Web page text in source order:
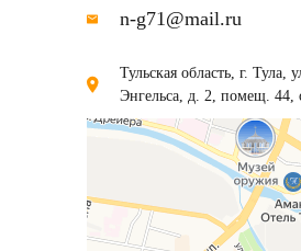
n-g71@mail.ru
Тульская область, г. Тула,
Энгельса, д. 2, помещ. 44,